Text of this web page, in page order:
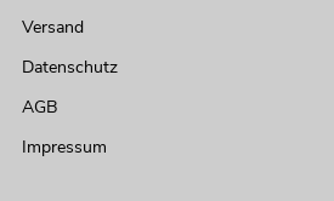
Versand
Datenschutz
AGB
Impressum